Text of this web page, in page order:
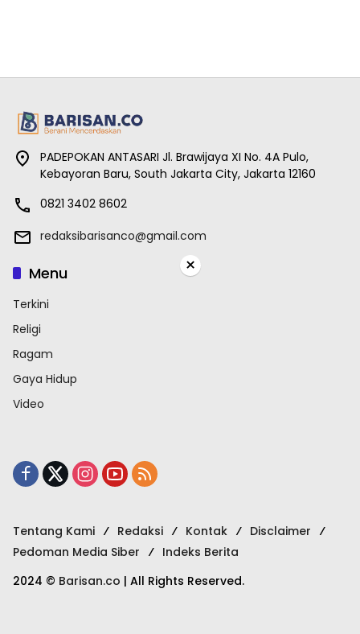
PADEPOKAN ANTASARI Jl. Brawijaya XI No. 4A Pulo,
Kebayoran Baru, South Jakarta City, Jakarta 12160
0821 3402 8602
redaksibarisanco@gmail.com
Menu
Terkini
Religi
Ragam
Gaya Hidup
Video
Tentang Kami Redaksi Kontak
Disclaimer
Pedoman Media Siber
Indeks Berita
2024 © Barisan.co | All Rights Reserved.
×